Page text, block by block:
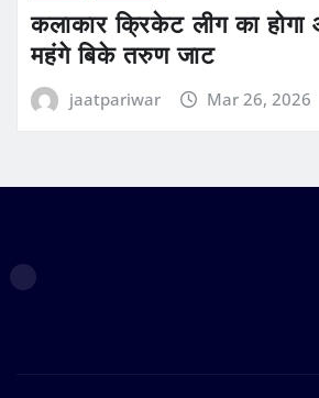
कलाकार क्रिकेट लीग का
महंगे बिके तरुण जाट
jaatpariwar Mar 26, 2026